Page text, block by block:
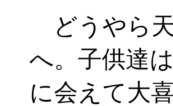
どうやら
へ。子供達
に会えて大